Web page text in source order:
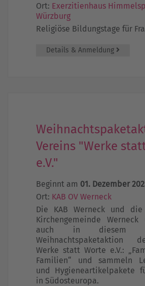
Ort: Exerzitienhaus
Würzburg
Religiöse Bildungstage für
Details & Anmeldung
Vereins "Werke
e.V."
Beginnt am 01. Dezember
Ort: KAB OV Werneck
Die KAB Werneck und die
Kirchengemeinde Werneck
auch in diesem
Weihnachtspaketaktion
Werke statt Worte e.V.:
Familien“ und sammeln
und Hygieneartikelpakete
in Südosteuropa.